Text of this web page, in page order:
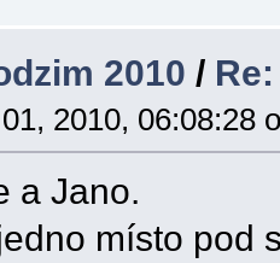
2010 /
2010, 06:08:28
a Jano.
místo pod